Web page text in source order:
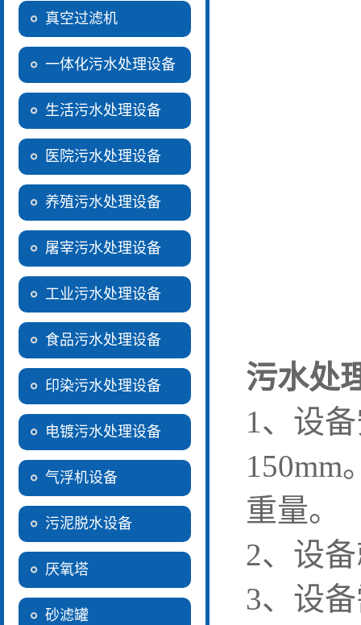
真空过滤机
一体化污水处理设备
生活污水处理设备
医院污水处理设备
养殖污水处理设备
屠宰污水处理设备
工业污水处理设备
食品污水处理设备
印染污水处理设备
电镀污水处理设备
气浮机设备
污泥脱水设备
厌氧塔
砂滤罐
污水处
1、设
150mm
重量。
2、设
3、设